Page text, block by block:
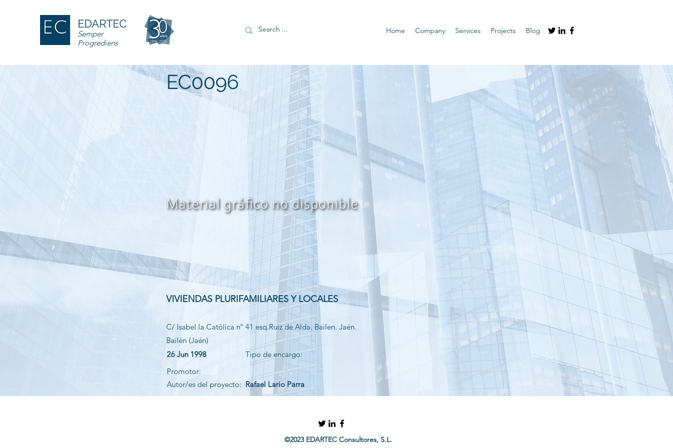
EDARTEC
Semper
Progrediens
Home Company Services Projects Blog
EC0096
VIVIENDAS PLURIFAMILIARES Y LOCALES
C/ Isabel la Católica nº 41 esq.Ruiz de Alda. Bailen. Jaén.
Bailén (Jaén)
26 Jun 1998
Promotor:
Autor/es del proyecto:
Tipo de encargo:
Rafael Lario Parra
©2023 EDARTEC Consultores, S.L.